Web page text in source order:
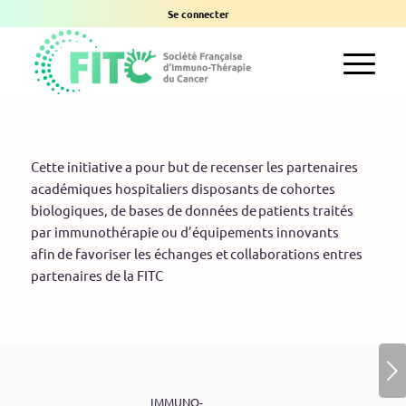
Se connecter
Cette initiative a pour but de recenser les partenaires
académiques hospitaliers disposants de cohortes
biologiques, de bases de données de patients traités
par immunothérapie ou d’équipements innovants
afin de favoriser les échanges et collaborations entres
partenaires de la FITC
IMMUNO-